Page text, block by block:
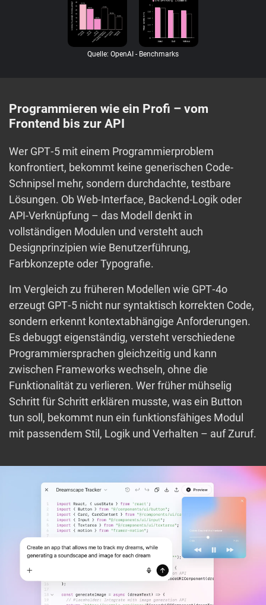
Quelle: OpenAI - Benchmarks
Programmieren wie ein Profi – vom
Frontend bis zur API
Wer GPT‑5 mit einem Programmierproblem
konfrontiert, bekommt keine generischen Code-
Schnipsel mehr, sondern durchdachte, testbare
Lösungen. Ob Web-Interface, Backend-Logik oder
API-Verknüpfung – das Modell denkt in
vollständigen Modulen und versteht auch
Designprinzipien wie Benutzerführung,
Farbkonzepte oder Typografie.
Im Vergleich zu früheren Modellen wie GPT‑4o
erzeugt GPT‑5 nicht nur syntaktisch korrekten Code,
sondern erkennt kontextabhängige Anforderungen.
Es debuggt eigenständig, versteht verschiedene
Programmiersprachen gleichzeitig und kann
zwischen Frameworks wechseln, ohne die
Funktionalität zu verlieren. Wer früher mühselig
Schritt für Schritt erklären musste, was ein Button
tun soll, bekommt nun ein funktionsfähiges Modul
mit passendem Stil, Logik und Verhalten – auf Zuruf.